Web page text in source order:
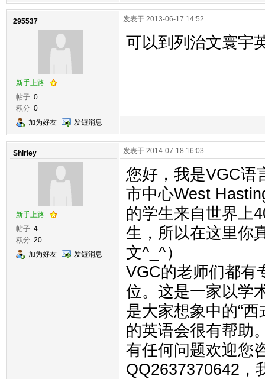
295537
新手上路
帖子 0
积分 0
加为好友
发短消息
发表于 2013-06-17 14:52
可以到列治文寰宇
Shirley
新手上路
帖子 4
积分 20
加为好友
发短消息
发表于 2014-07-18 16:03
您好，我是VGC语
市中心West
的学生来自世界上
生，所以在这里你
文^_^）
VGC的老师们都有
位。这是一家以学
是大家想象中的“
的英语会很有帮助
有任何问题欢迎您
QQ2637370642，